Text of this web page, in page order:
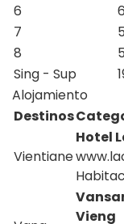
6
7
8
Sing - Sup
Alojamiento
Destinos
Vientiane
Hotel
Vieng